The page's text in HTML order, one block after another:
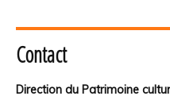
Contact
Direction du Patrimoine